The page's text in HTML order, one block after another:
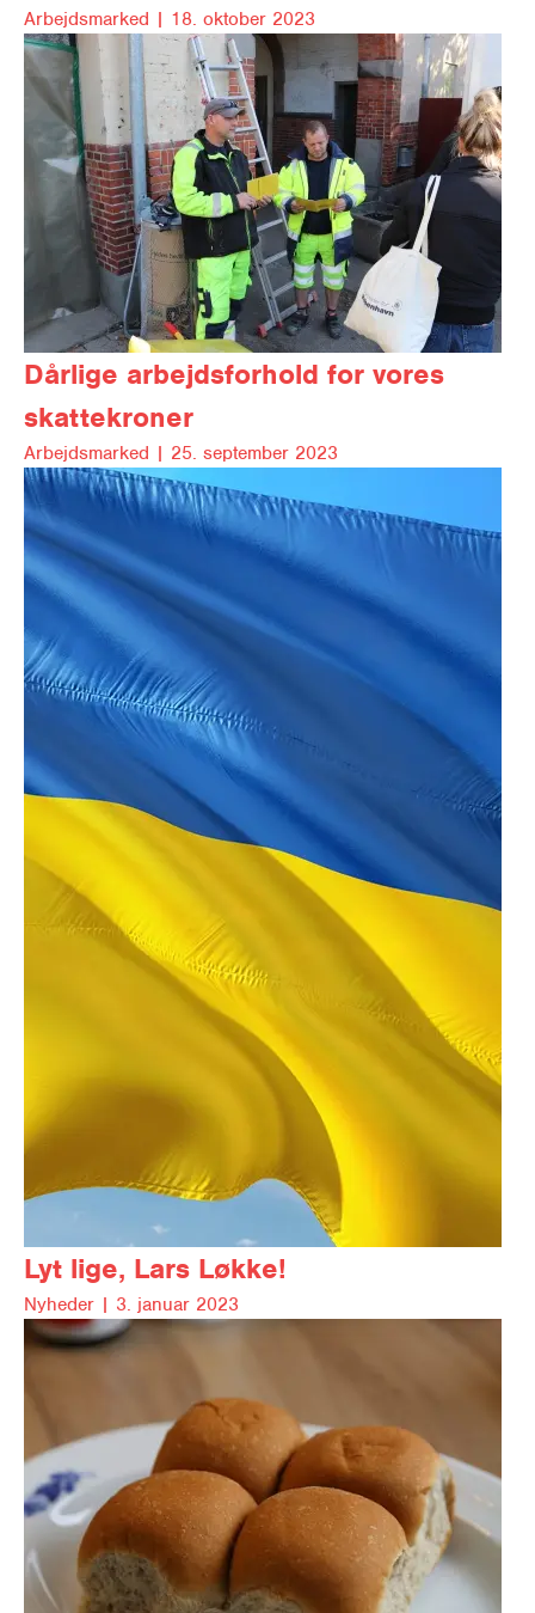
Arbejds­mar­ked | 18. oktober 2023
Dårlige arbejdsforhold for vores
skattekroner
Arbejds­mar­ked | 25. september 2023
Lyt lige, Lars Løkke!
Nyheder | 3. januar 2023